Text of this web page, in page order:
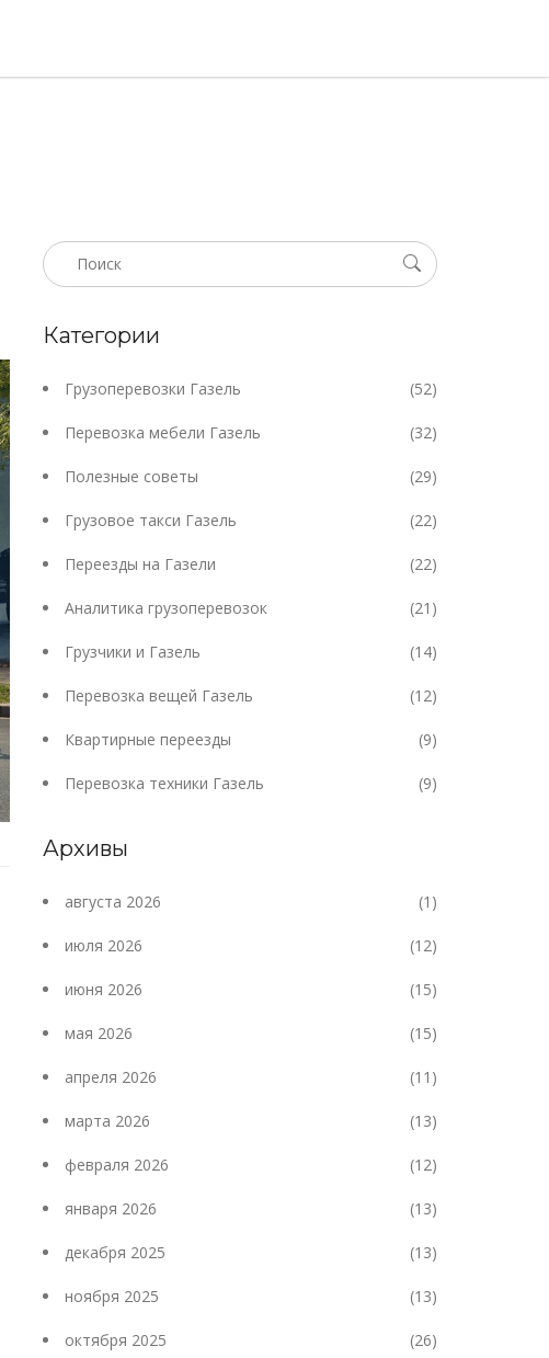
Категории
Грузоперевозки Газель (52)
Перевозка мебели Газель (32)
Полезные советы (29)
Грузовое такси Газель (22)
Переезды на Газели (22)
Аналитика грузоперевозок (21)
Грузчики и Газель (14)
Перевозка вещей Газель (12)
Квартирные переезды (9)
Перевозка техники Газель (9)
Архивы
августа 2026 (1)
июля 2026 (12)
июня 2026 (15)
мая 2026 (15)
апреля 2026 (11)
марта 2026 (13)
февраля 2026 (12)
января 2026 (13)
декабря 2025 (13)
ноября 2025 (13)
октября 2025 (26)